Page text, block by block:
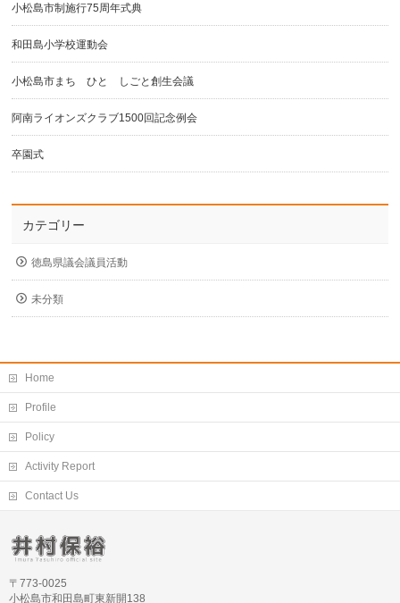
小松島市制施行75周年式典
和田島小学校運動会
小松島市まち ひと しごと創生会議
阿南ライオンズクラブ1500回記念例会
卒園式
カテゴリー
徳島県議会議員活動
未分類
Home
Profile
Policy
Activity Report
Contact Us
〒773-0025
小松島市和田島町東新開138